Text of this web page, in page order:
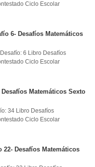
Ciclo Escolar
6- Desafíos Matemáticos
6 Libro Desafíos
Ciclo Escolar
Matemáticos Sexto
34 Libro Desafíos
Ciclo Escolar
22- Desafíos Matemáticos